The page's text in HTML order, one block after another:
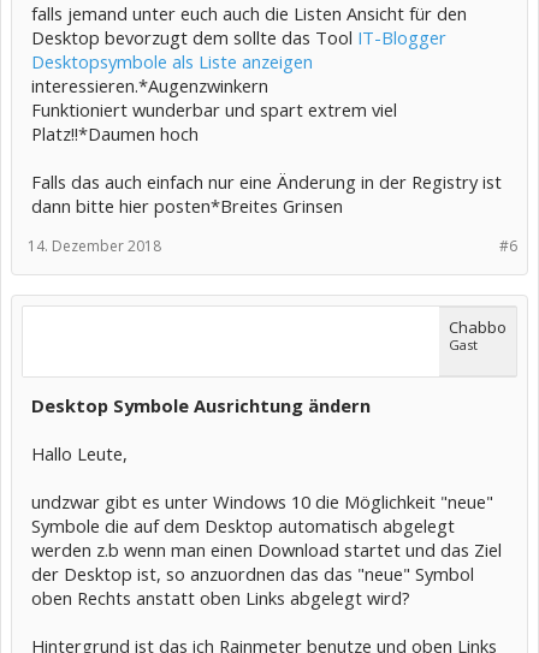
falls jemand unter euch auch die Listen Ansicht für den
Desktop bevorzugt dem sollte das Tool IT-Blogger
Desktopsymbole als Liste anzeigen
interessieren.*Augenzwinkern
Funktioniert wunderbar und spart extrem viel
Platz!!*Daumen hoch
Falls das auch einfach nur eine Änderung in der Registry ist
dann bitte hier posten*Breites Grinsen
#6
14. Dezember 2018
Chabbo
Gast
Desktop Symbole Ausrichtung ändern
Hallo Leute,
undzwar gibt es unter Windows 10 die Möglichkeit "neue"
Symbole die auf dem Desktop automatisch abgelegt
werden z.b wenn man einen Download startet und das Ziel
der Desktop ist, so anzuordnen das das "neue" Symbol
oben Rechts anstatt oben Links abgelegt wird?
Hintergrund ist das ich Rainmeter benutze und oben Links